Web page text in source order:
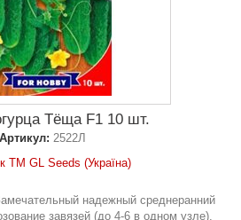
Тёща F1 10 шт.
Артикул: 2522Л
ТМ GL Seeds (Україна)
надежный среднеранний
завязей (до 4-6 в одном узле).